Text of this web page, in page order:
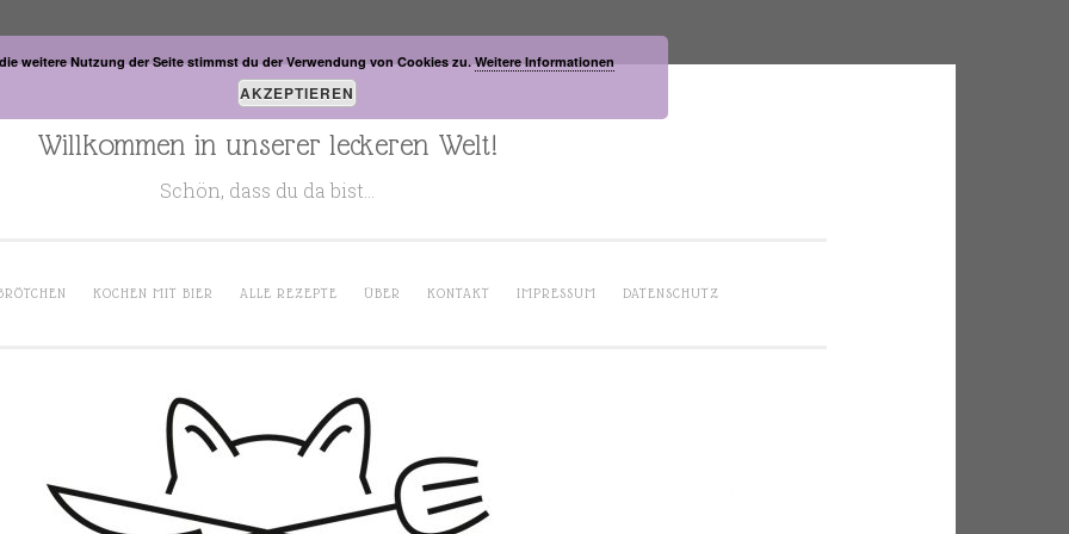
Willkommen in unserer leckeren Welt!
Schön, dass du da bist…
KOCHEN MIT BIER ALLE REZEPTE ÜBER KONTAKT IMPRESSUM DATENSCHUTZ
weitere Nutzung der Seite stimmst du der Verwendung von Cookies zu. Weitere Informationen
AKZEPTIEREN